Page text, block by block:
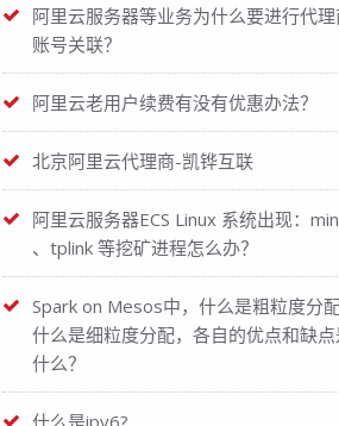
阿里云服务器等业务为什么要进行代理
账号关联？
阿里云老用户续费有没有优惠办法？
北京阿里云代理商-凯铧互联
阿里云服务器ECS Linux 系统出现：
、tplink 等挖矿进程怎么办？
Spark on Mesos中，什么是粗粒度分配
什么是细粒度分配，各自的优点和缺点
什么？
什么是ipv6?